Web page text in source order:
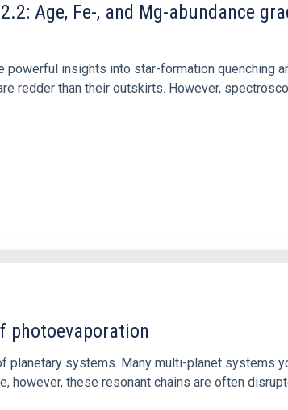
Age, Fe-, and Mg-abundance
insights into star-formation quenching
redder than their outskirts. However,
photoevaporation
systems. Many multi-planet systems
however, these resonant chains are often